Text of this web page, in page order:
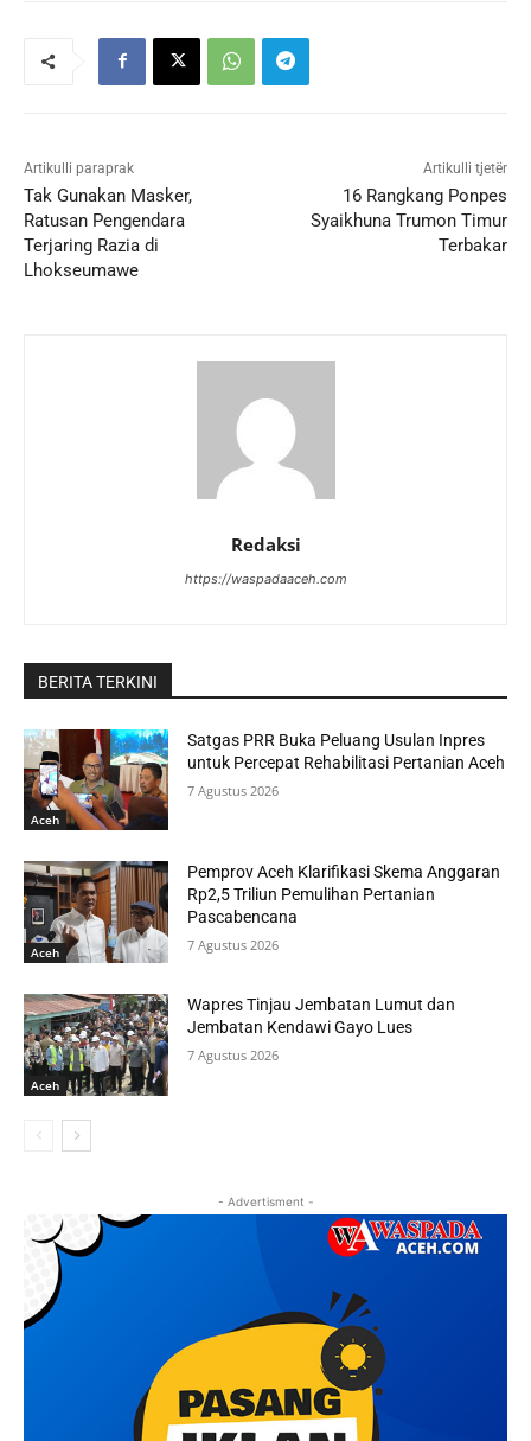
Artikulli paraprak
Tak Gunakan Masker,
Ratusan Pengendara
Terjaring Razia di
Lhokseumawe
Artikulli tjetër
16 Rangkang Ponpes
Syaikhuna Trumon Timur
Terbakar
Redaksi
https://waspadaaceh.com
BERITA TERKINI
Aceh
Satgas PRR Buka Peluang Usulan Inpres
untuk Percepat Rehabilitasi Pertanian Aceh
7 Agustus 2026
Aceh
Pemprov Aceh Klarifikasi Skema Anggaran
Rp2,5 Triliun Pemulihan Pertanian
Pascabencana
7 Agustus 2026
Aceh
Wapres Tinjau Jembatan Lumut dan
Jembatan Kendawi Gayo Lues
7 Agustus 2026
- Advertisment -